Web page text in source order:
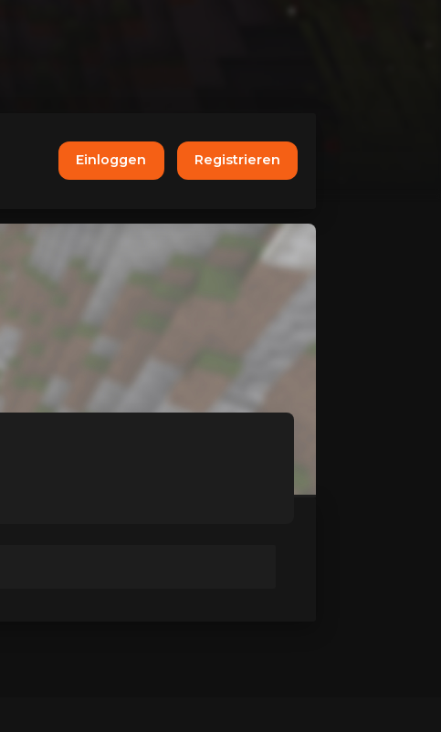
Einloggen Registrieren